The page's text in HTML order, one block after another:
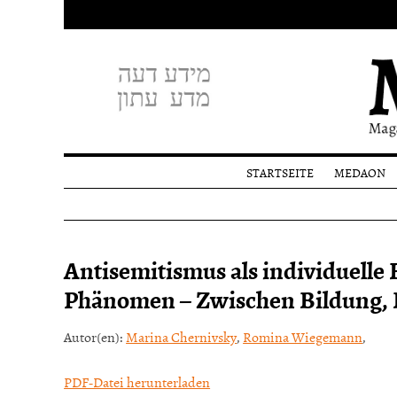
STARTSEITE
MEDAON
Spenden
Antisemitismus als individuelle
Phänomen – Zwischen
Autor(en):Marina Chernivsky, Romina Wiegemann,
PDF-Datei herunterladen